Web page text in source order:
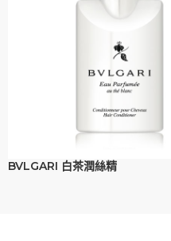
BVLGARI 白茶潤絲精